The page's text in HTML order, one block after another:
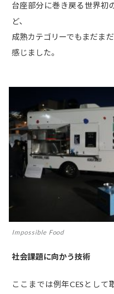
台座部分に巻き戻る世界初
ど、
成熟カテゴリーでもまだま
感じました。
Impossible Food
社会課題に向かう技術
ここまでは例年CESとし